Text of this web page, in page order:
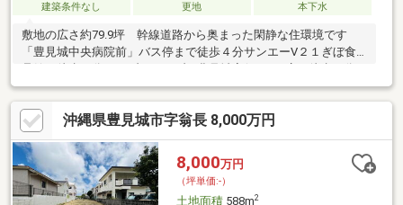
建築条件なし 更地 本下水
敷地の広さ約79.9坪 幹線道路から奥まった閑静な住環境です
「豊見城中央病院前」バス停まで徒歩４分サンエーV２１ぎぼ食
豊見城市立上田小学校 徒歩７分、豊見城市立豊見城中学校 徒
歩11分 お子様の通学便利です土地面積には路地状面積約38.59平
米を含みます。沖縄県豊見城市字翁長 8,000万円
8,000万円
（坪単価:-）
土地面積588m2